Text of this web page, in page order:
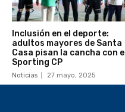
Inclusión en el deporte:
adultos mayores de Santa
Casa pisan la cancha con el
Sporting CP
Noticias 27 mayo, 2025